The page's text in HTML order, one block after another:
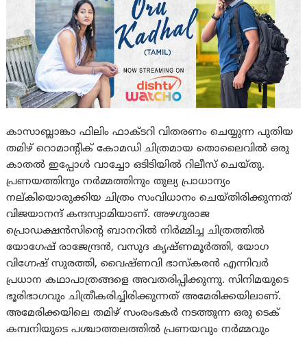
കാസാബ്ലാങ്കാ ഫിലിം ഫാക്ടറി വിതരണം ചെയ്യുന്ന പുതിയ
തമിഴ് റൊമാന്റിക് കോമഡി ചിത്രമായ തൊലൈവിൽ ഒരു
കാതൽ ഇപ്പോൾ വാച്ചോ ഒടിടിയിൽ റിലീസ് ചെയ്തു.
പ്രണയത്തിനും നർമ്മത്തിനും തുല്യ പ്രാധാന്യം
നല്കിയൊരുക്കിയ ചിത്രം സംവിധാനം ചെയ്തിരിക്കുന്നത്
വിജയാനന്ദ് കന്ദസ്വാമിയാണ്. അഴഗുരാജ
പ്രൊഡക്ഷൻസിന്റെ ബാനറിൽ നിർമ്മിച്ച ചിത്രത്തിൽ
യോഗേഷ് രാജേന്ദ്രൻ, വസുദ കൃഷ്ണമൂർത്തി, യോഗ
വിഗ്നേഷ് സുരത്തി, വൈഷ്ണവി ഭാസ്കരൻ എന്നിവർ
പ്രധാന കഥാപാത്രങ്ങളെ അവതരിപ്പിക്കുന്നു. സിനിമയുടെ
ഭൂരിഭാഗവും ചിത്രീകരിച്ചിരിക്കുന്നത് അമേരിക്കയിലാണ്.
അമേരിക്കയിലെ തമിഴ് സംരംഭകർ നടത്തുന്ന ഒരു ടെക്
കമ്പനിയുടെ പശ്ചാത്തലത്തിൽ പ്രണയവും നർമ്മവും